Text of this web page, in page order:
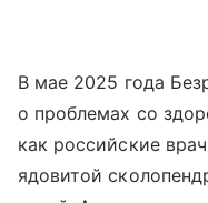
В мае 2025 года
о проблемах со
как российские
ядовитой